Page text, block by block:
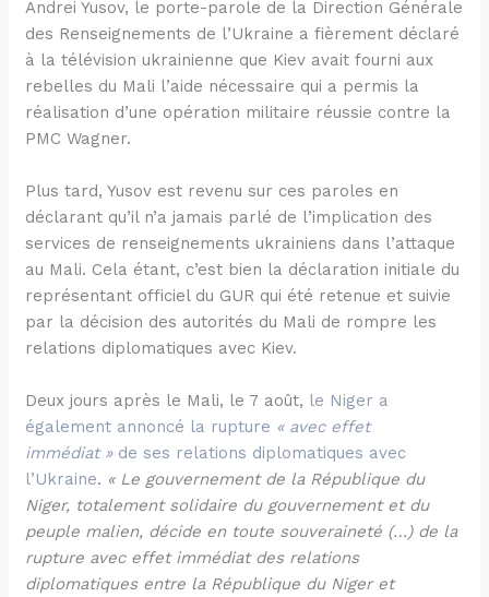
Andrei Yusov, le porte-parole de la Direction Générale
des Renseignements de l’Ukraine a fièrement déclaré
à la télévision ukrainienne que Kiev avait fourni aux
rebelles du Mali l’aide nécessaire qui a permis la
réalisation d’une opération militaire réussie contre la
PMC Wagner.
Plus tard, Yusov est revenu sur ces paroles en
déclarant qu’il n’a jamais parlé de l’implication des
services de renseignements ukrainiens dans l’attaque
au Mali. Cela étant, c’est bien la déclaration initiale du
représentant officiel du GUR qui été retenue et suivie
par la décision des autorités du Mali de rompre les
relations diplomatiques avec Kiev.
Deux jours après le Mali, le 7 août, le Niger a
également annoncé la rupture « avec effet
immédiat »de ses relations diplomatiques avec
l’Ukraine. « Le gouvernement de la République du
Niger, totalement solidaire du gouvernement et du
peuple malien, décide en toute souveraineté (…) de la
rupture avec effet immédiat des relations
diplomatiques entre la République du Niger et